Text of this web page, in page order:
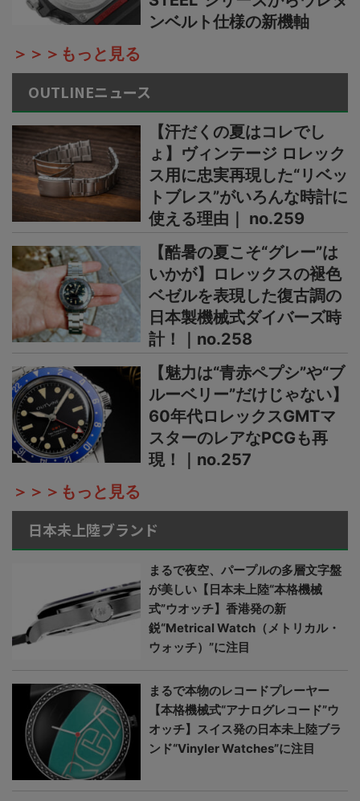
ンベルト仕様の新機軸
＞＞＞もっと見る
OUTLINEニュース
【汗だくの夏はコレでし
ょ】ヴィンテージ ロレック
ス用に忠実再現した“リベッ
トブレス”がいろんな時計に
使える理由｜ no.259
【酷暑の夏こそ“グレー”は
いかが】ロレックスの褪色
ベゼルを表現した復古調の
日本製機械式ダイバーズ時
計！｜no.258
【魅力は“青赤ペプシ”や“ブ
ルーベリー”だけじゃない】
60年代ロレックスGMTマ
スターのレアなPCGも再
現！｜no.257
＞＞＞もっと見る
日本未上陸ブランド
まるで夜空、パープルの多層文字盤
が美しい【日本未上陸“本格機械
式”ウオッチ】香港発の新
鋭“Metrical Watch（メトリカル・
ウォッチ）”に注目
まるで本物のレコードプレーヤー
【本格機械式“アナログレコード”ウ
オッチ】スイス発の日本未上陸ブラ
ンド“Vinyler Watches”に注目